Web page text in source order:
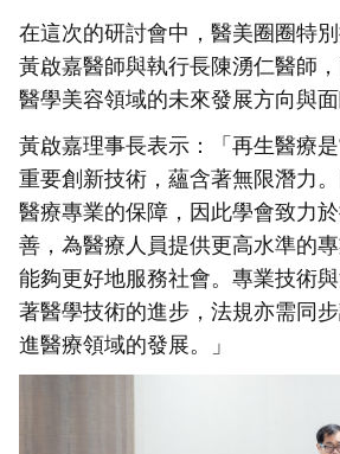
在這次的研討會中，醫美圈圈特
黃啟嘉醫師與執行長陳湧仁醫師
醫學美容領域的未來發展方向與面
黃啟嘉理事長表示：「再生醫療
重要創新技術，蘊含著無限潛力
醫療專業的保障，因此學會致力
善，為醫療人員提供更高水準的
能夠更好地服務社會。專業技術
著醫學技術的進步，法規亦需同
進醫療領域的發展。」